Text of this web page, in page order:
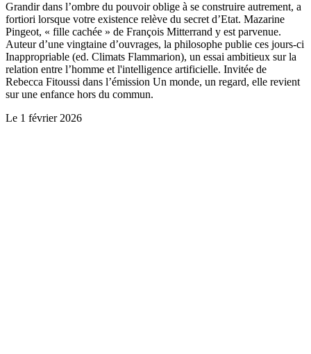
Grandir dans l’ombre du pouvoir oblige à se construire autrement, a
fortiori lorsque votre existence relève du secret d’Etat. Mazarine
Pingeot, « fille cachée » de François Mitterrand y est parvenue.
Auteur d’une vingtaine d’ouvrages, la philosophe publie ces jours-ci
Inappropriable (ed. Climats Flammarion), un essai ambitieux sur la
relation entre l’homme et l'intelligence artificielle. Invitée de
Rebecca Fitoussi dans l’émission Un monde, un regard, elle revient
sur une enfance hors du commun.
Le 1 février 2026